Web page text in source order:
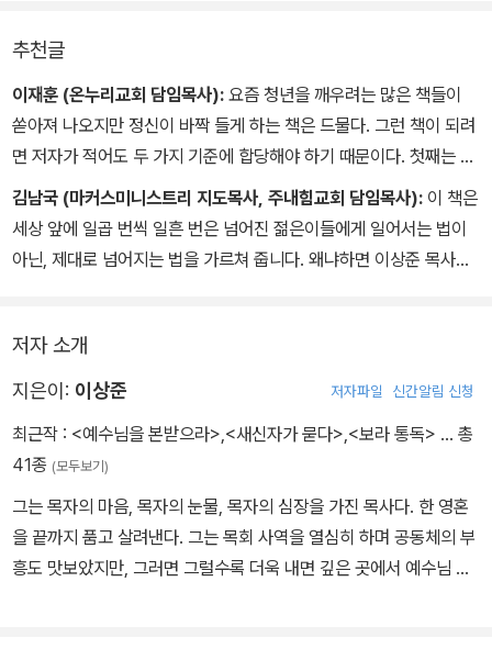
아니게 ‘주례 전문 목사’가 되었다. 그래서 연애와 결혼에 대한 책을
쓰라는 권유도 있었지만, 청년들에게 인생과 신앙 전반에 대해 해 주
고 싶은 이야기가 많았다. 그래서 이 책을 쓰게 되었다.
내가 이 책에서 정말 하고 싶은 말은 “소중한 당신, 절대 포기하지 말
라!”이다. 현대인은 자기 인생이 너무 소중한 나머지 써먹지를 못 한
다. 내 인생이 소중해서 결혼도 두렵고, 내 인생이 소중해서 기대 이하
외치지만 자괴감만 들 뿐이다. 아니다. 이렇게 소중한 젊은 날을 그냥
사는 인생이다. 최고의 주님이 십자가 위에서 자기의 생명을 쏟아 부
으셨다. 인생은 가치를 주워 모으며 사는 것이 아니라, 이미 주어진 고
귀한 가치를 쏟아 부으며 사는 것이다. 소중하기에 쏟아 부어야 한다.
향유옥합이기에 부어 드려야 한다. 왜냐면 그것이 마중물이 되어 인
생의 그다음 시즌이 열리기 때문이다. 모험이 가장 안전한 것이고, 헌
신이 가장 남는 것이다. 그것이 바로 ‘죽는 게 사는 길’인 십자가의 원
추천글
이재훈 (온누리교회 담임목사): 요즘 청년을 깨우려는 많은 책들이
쏟아져 나오지만 정신이 바짝 들게 하는 책은 드물다. 그런 책이 되려
면 저자가 적어도 두 가지 기준에 합당해야 하기 때문이다. 첫째는 어
느 시대에건 적용 가능한 진리에 근거한 내용이어야 한다. 둘째는 몸
부림치는 열정을 가지고 그 진리대로 실천하는 사람이어야 한다. 이
상준 목사님의 《그래도 너는 아름다운 청년이다》는 이러한 조건에 합
김남국 (마커스미니스트리 지도목사, 주내힘교회 담임목사): 이 책은
세상 앞에 일곱 번씩 일흔 번은 넘어진 젊은이들에게 일어서는 법이
아닌, 제대로 넘어지는 법을 가르쳐 줍니다. 왜냐하면 이상준 목사님
니다. 회복을 원하는 청년, 실패가 두려운 청년들에게 일독을 권합니
다.
저자 소개
지은이: 이상준 저자파일 신간알림 신청
최근작 : <예수님을 본받으라>,<새신자가 묻다>,<보라 통독> … 총
41종 (모두보기)
그는 목자의 마음, 목자의 눈물, 목자의 심장을 가진 목사다. 한 영혼
을 끝까지 품고 살려낸다. 그는 목회 사역을 열심히 하며 공동체의 부
흥도 맛보았지만, 그러면 그럴수록 더욱 내면 깊은 곳에서 예수님 닮